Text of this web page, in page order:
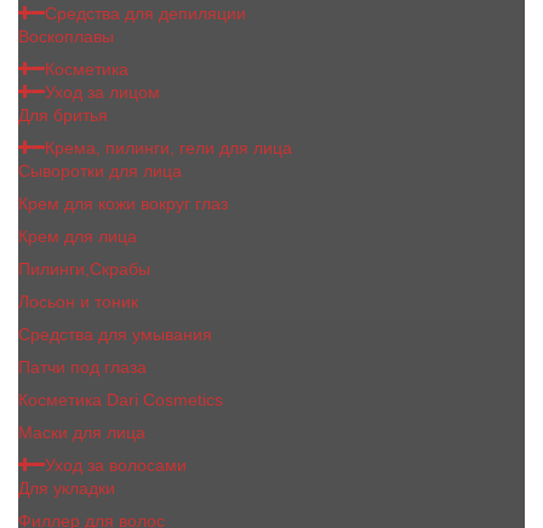
Средства для депиляции
Воскоплавы
Косметика
Уход за лицом
Для бритья
Крема, пилинги, гели для лица
Сыворотки для лица
Крем для кожи вокруг глаз
Крем для лица
Пилинги,Скрабы
Лосьон и тоник
Средства для умывания
Патчи под глаза
Косметика Dari Cosmetics
Маски для лица
Уход за волосами
Для укладки
Филлер для волос